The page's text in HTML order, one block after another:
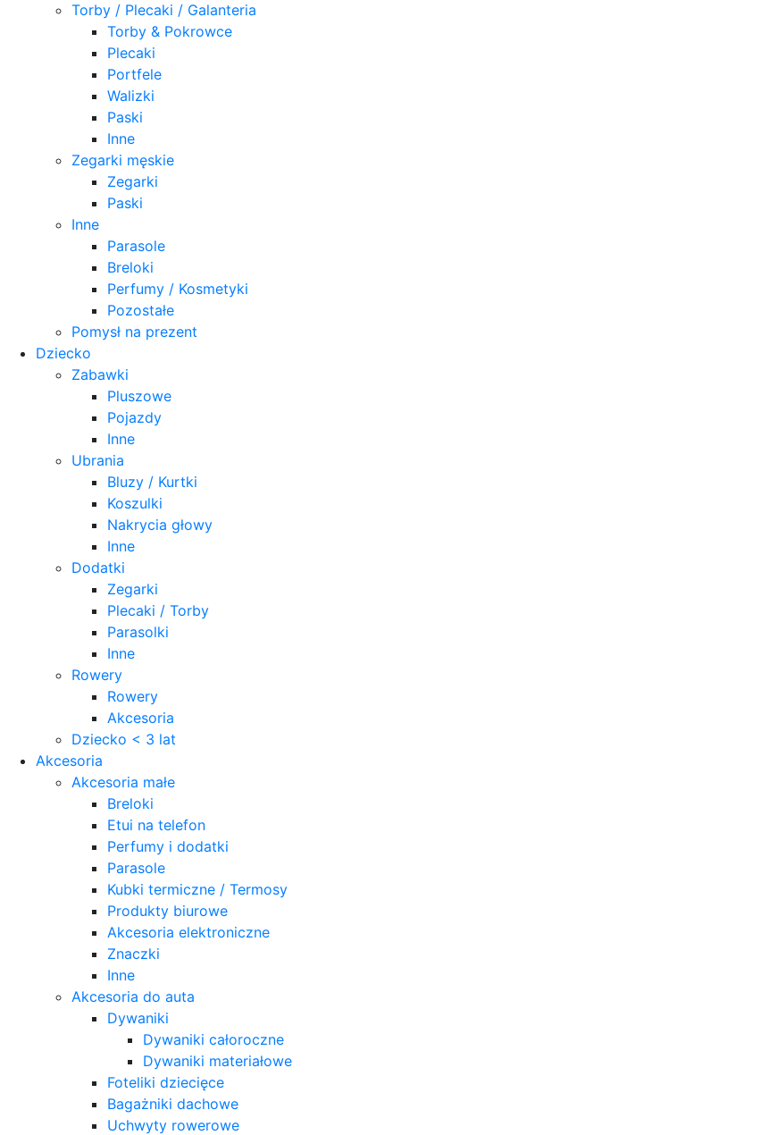
Torby / Plecaki / Galanteria
Torby & Pokrowce
Plecaki
Portfele
Walizki
Paski
Inne
Zegarki męskie
Zegarki
Paski
Inne
Parasole
Breloki
Perfumy / Kosmetyki
Pozostałe
Pomysł na prezent
Dziecko
Zabawki
Pluszowe
Pojazdy
Inne
Ubrania
Bluzy / Kurtki
Koszulki
Nakrycia głowy
Inne
Dodatki
Zegarki
Plecaki / Torby
Parasolki
Inne
Rowery
Rowery
Akcesoria
Dziecko < 3 lat
Akcesoria
Akcesoria małe
Breloki
Etui na telefon
Perfumy i dodatki
Parasole
Kubki termiczne / Termosy
Produkty biurowe
Akcesoria elektroniczne
Znaczki
Inne
Akcesoria do auta
Dywaniki
Dywaniki całoroczne
Dywaniki materiałowe
Foteliki dziecięce
Bagażniki dachowe
Uchwyty rowerowe